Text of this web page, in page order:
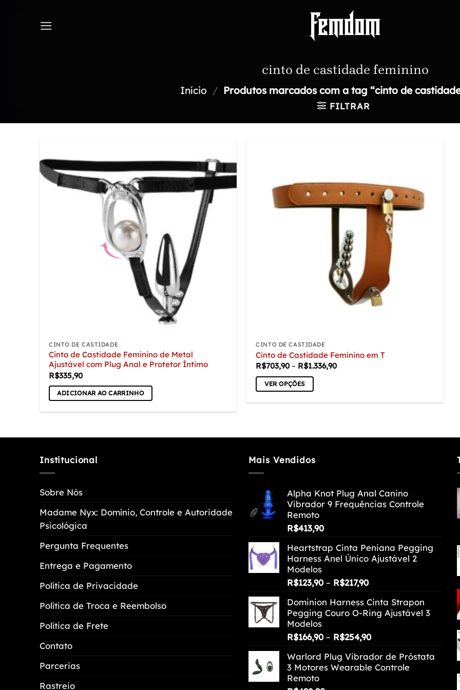
cinto de castidade feminino
Início / Produtos marcados com a tag “cinto de
FILTRAR
CINTO DE CASTIDADE
Cinto de Castidade Feminino de Metal
Ajustável com Plug Anal e Protetor Íntimo
R$335,90
ADICIONAR AO CARRINHO
CINTO DE CASTIDADE
Cinto de Castidade Feminino em T
R$703,90 – R$1.336,90Faixa
R$1.336,90
VER OPÇÕES
As
opções
ser
escolhidas
na
do
produto
Institucional
Sobre Nós
Madame Nyx: Domínio, Controle e Autoridade
Psicológica
Pergunta Frequentes
Entrega e Pagamento
Política de Privacidade
Política de Troca e Reembolso
Política de Frete
Contato
Parcerias
Rastreio
Mais Vendidos
Alpha Knot Plug Anal Canino
Vibrador 9 Frequências Controle
Remoto
R$413,90
Heartstrap Cinta Peniana Pegging
Harness Anel Único Ajustável 2
Modelos
R$123,90 – R$217,90Faixa
preço:
R$123,90
R$217,90
Dominion Harness Cinta Strapon
Pegging Couro O-Ring Ajustável 3
Modelos
R$166,90 – R$254,90Faixa
preço:
R$166,90
Warlord Plug Vibrador de Próstata
3 Motores Wearable Controle
Remoto